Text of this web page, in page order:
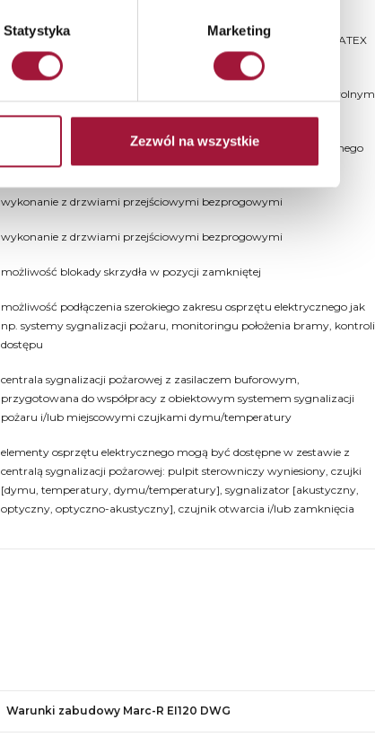
Statystyka Marketing
Zezwól na wszystkie
możliwość wykonania w wersji przeciwwybuchowej wg PN-EN, ATEX
na indywidualne zapytanie
elementy bramy z możliwością wykończenia powierzchni w dowolnym
kolorze z palety RAL lub w wersji nierdzewnej
zastosowanie napędu elektrycznego, również z możliwością ręcznego
otwierania
wykonanie z drzwiami przejściowymi bezprogowymi
wykonanie z drzwiami przejściowymi bezprogowymi
możliwość blokady skrzydła w pozycji zamkniętej
możliwość podłączenia szerokiego zakresu osprzętu elektrycznego jak
np. systemy sygnalizacji pożaru, monitoringu położenia bramy, kontroli
dostępu
centrala sygnalizacji pożarowej z zasilaczem buforowym,
przygotowana do współpracy z obiektowym systemem sygnalizacji
pożaru i/lub miejscowymi czujkami dymu/temperatury
elementy osprzętu elektrycznego mogą być dostępne w zestawie z
centralą sygnalizacji pożarowej: pulpit sterowniczy wyniesiony, czujki
[dymu, temperatury, dymu/temperatury], sygnalizator [akustyczny,
optyczny, optyczno-akustyczny], czujnik otwarcia i/lub zamknięcia
Warunki zabudowy Marc-R EI120 DWG